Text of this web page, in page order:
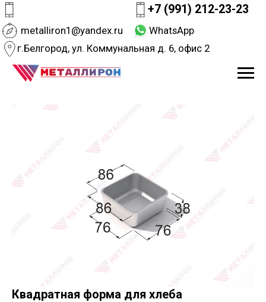
г.Белгород, ул. Коммунальная д. 6, офис 2
+7 (991) 212-23-23
Квадратная форма для хлеба